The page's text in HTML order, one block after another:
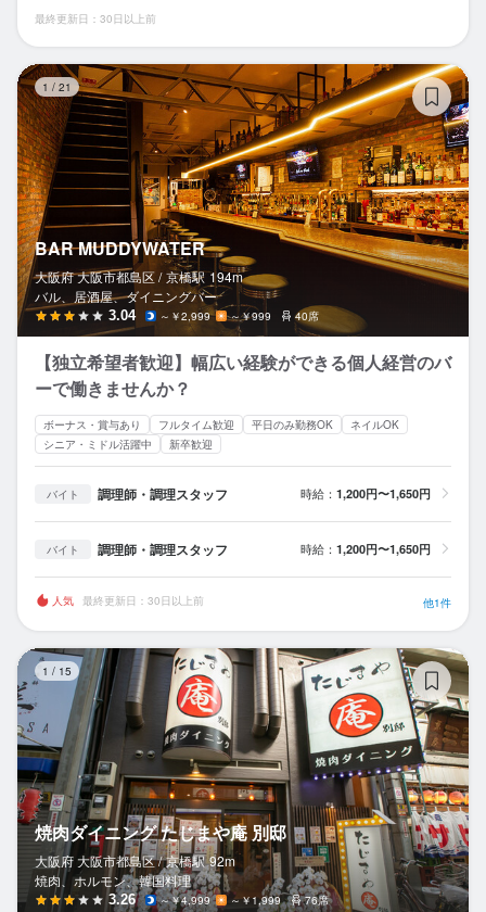
最終更新日：30日以上前
1 / 21
BAR MUDDYWATER
大阪府 大阪市都島区 / 京橋駅 194m
バル、居酒屋、ダイニングバー
3.04 ～￥2,999 ～￥999 40席
【独立希望者歓迎】幅広い経験ができる個人経営のバ
ーで働きませんか？
ボーナス・賞与あり フルタイム歓迎 平日のみ勤務OK
ネイルOK
シニア・ミドル活躍中
新卒歓迎
バイト 調理師・調理スタッフ 時給： 1,200円〜1,650円
バイト 調理師・調理スタッフ 時給： 1,200円〜1,650円
人気 最終更新日：30日以上前 他1件
1 / 15
焼肉ダイニング たじまや庵 別邸
大阪府 大阪市都島区 / 京橋駅 92m
焼肉、ホルモン、韓国料理
3.26 ～￥4,999 ～￥1,999 76席